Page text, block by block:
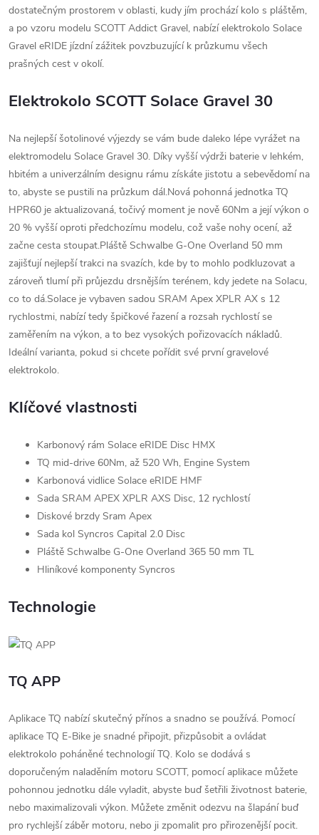
dostatečným prostorem v oblasti, kudy jím prochází kolo s pláštěm,
a po vzoru modelu SCOTT Addict Gravel, nabízí elektrokolo Solace
Gravel eRIDE jízdní zážitek povzbuzující k průzkumu všech
prašných cest v okolí.
Elektrokolo SCOTT Solace Gravel 30
Na nejlepší šotolinové výjezdy se vám bude daleko lépe vyrážet na
elektromodelu Solace Gravel 30. Díky vyšší výdrži baterie v lehkém,
hbitém a univerzálním designu rámu získáte jistotu a sebevědomí na
to, abyste se pustili na průzkum dál.Nová pohonná jednotka TQ
HPR60 je aktualizovaná, točivý moment je nově 60Nm a její výkon o
20 % vyšší oproti předchozímu modelu, což vaše nohy ocení, až
začne cesta stoupat.Pláště Schwalbe G-One Overland 50 mm
zajišťují nejlepší trakci na svazích, kde by to mohlo podkluzovat a
zároveň tlumí při průjezdu drsnějším terénem, kdy jedete na Solacu,
co to dá.Solace je vybaven sadou SRAM Apex XPLR AX s 12
rychlostmi, nabízí tedy špičkové řazení a rozsah rychlostí se
zaměřením na výkon, a to bez vysokých pořizovacích nákladů.
Ideální varianta, pokud si chcete pořídit své první gravelové
elektrokolo.
Klíčové vlastnosti
Karbonový rám Solace eRIDE Disc HMX
TQ mid-drive 60Nm, až 520 Wh, Engine System
Karbonová vidlice Solace eRIDE HMF
Sada SRAM APEX XPLR AXS Disc, 12 rychlostí
Diskové brzdy Sram Apex
Sada kol Syncros Capital 2.0 Disc
Pláště Schwalbe G-One Overland 365 50 mm TL
Hliníkové komponenty Syncros
Technologie
TQ APP
Aplikace TQ nabízí skutečný přínos a snadno se používá. Pomocí
aplikace TQ E-Bike je snadné připojit, přizpůsobit a ovládat
elektrokolo poháněné technologií TQ. Kolo se dodává s
doporučeným naladěním motoru SCOTT, pomocí aplikace můžete
pohonnou jednotku dále vyladit, abyste buď šetřili životnost baterie,
nebo maximalizovali výkon. Můžete změnit odezvu na šlapání buď
pro rychlejší záběr motoru, nebo ji zpomalit pro přirozenější pocit.